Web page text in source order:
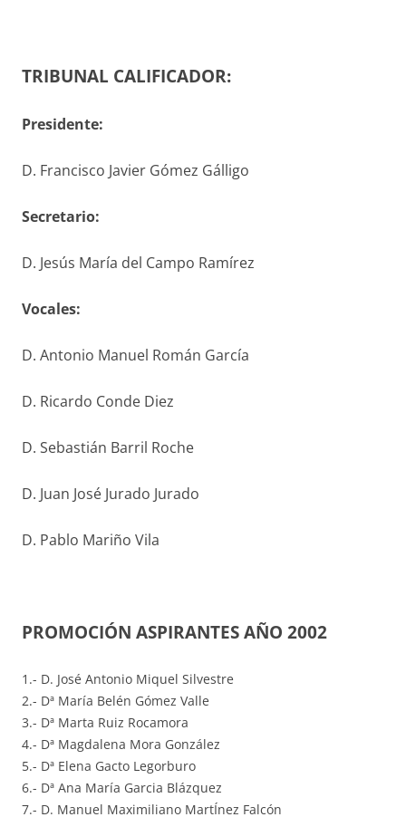
TRIBUNAL CALIFICADOR:
Presidente:
D. Francisco Javier Gómez Gálligo
Secretario:
D. Jesús María del Campo Ramírez
Vocales:
D. Antonio Manuel Román García
D. Ricardo Conde Diez
D. Sebastián Barril Roche
D. Juan José Jurado Jurado
D. Pablo Mariño Vila
PROMOCIÓN ASPIRANTES AÑO 2002
1.- D. José Antonio Miquel Silvestre
2.- Dª María Belén Gómez Valle
3.- Dª Marta Ruiz Rocamora
4.- Dª Magdalena Mora González
5.- Dª Elena Gacto Legorburo
6.- Dª Ana María Garcia Blázquez
7.- D. Manuel Maximiliano MartÍnez Falcón